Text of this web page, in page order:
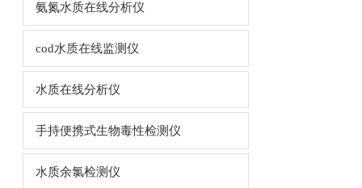
氨氮水质在线分析仪
cod水质在线监测仪
水质在线分析仪
手持便携式生物毒性检测仪
水质余氯检测仪